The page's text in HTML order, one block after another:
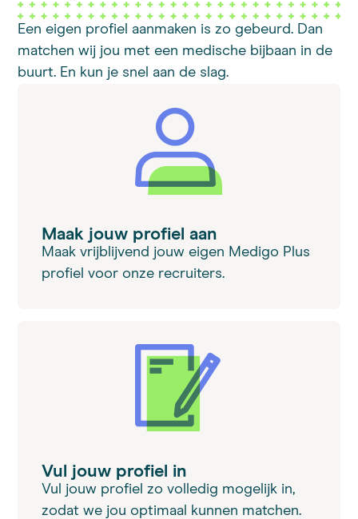
Een eigen profiel aanmaken is zo gebeurd. Dan
matchen wij jou met een medische bijbaan in de
buurt. En kun je snel aan de slag.
Maak jouw profiel aan
Maak vrijblijvend jouw eigen Medigo Plus
profiel voor onze recruiters.
Vul jouw profiel in
Vul jouw profiel zo volledig mogelijk in,
zodat we jou optimaal kunnen matchen.